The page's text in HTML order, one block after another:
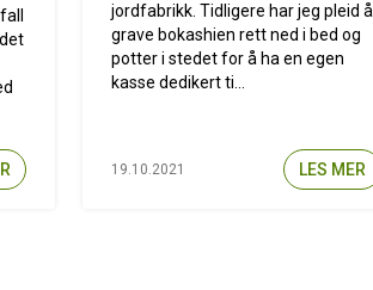
jordfabrikk. Tidligere har jeg pleid å
grave bokashien rett ned i bed og
potter i stedet for å ha en egen
kasse dedikert ti...
19.10.2021 LES MER